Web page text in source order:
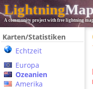
Lightning
A community project with free lightning
Karten/Statistiken
Echtzeit
Europa
Ozeanien
Amerika